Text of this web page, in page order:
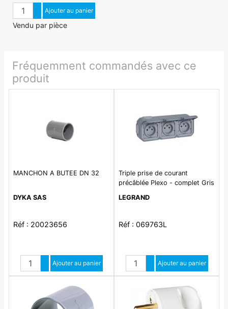
QuantitéAugmenter quantité
Diminuer quantité
Ajouter au panier
Vendu par pièce
Fréquemment commandés avec ce
produit
MANCHON A BUTEE DN 32
DYKA SAS
Réf : 20023656
Quantité
Augmenter quantité
Diminuer quantité
Ajouter au panier
Triple prise de courant
précâblée Plexo - complet Gris
LEGRAND
Réf : 069763L
Quantité
Augmenter quantité
Diminuer quantité
Ajouter au panier